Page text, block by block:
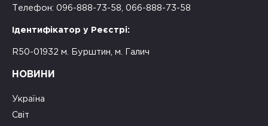
Телефон: 096-888-73-58, 066-888-73-58
Ідентифікатор у Реєстрі:
R50-01932 м. Бурштин, м. Галич
НОВИНИ
Україна
Світ